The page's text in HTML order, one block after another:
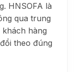
HNSOFA là
qua trung
hàng
theo đúng